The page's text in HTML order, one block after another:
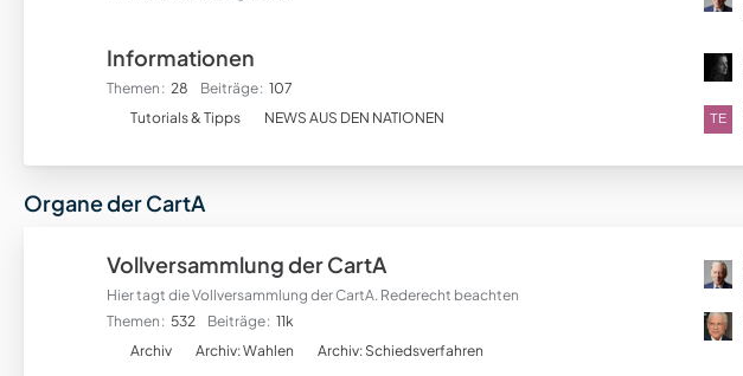
t
e
r
e
z
e
t
e
Informationen
Themen 28 Beiträge 107
L
e
t
z
t
i
t
r
ä
t
e
o
r
e
Tutorials & Tipps NEWS AUS DEN NATIONEN
Organe der CartA
Vollversammlung der CartA
Hier tagt die Vollversammlung der CartA. Rederecht beachten
Themen
532 Beiträge 11k
L
e
t
z
Archiv Archiv: Wahlen Archiv: Schiedsverfahren